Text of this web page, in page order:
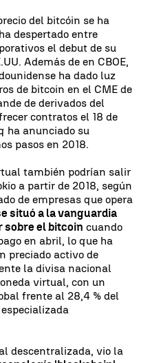
del bitcóin se ha
despertado entre
el debut de su
Además de en CBOE,
ha dado luz
de bitcoin en el CME de
de derivados del
contratos el 18 de
ha anunciado su
pasos en 2018.
también podrían salir
a partir de 2018, según
de empresas que opera
situó a la vanguardia
sobre el bitcoin cuando
en abril, lo que ha
preciado activo de
la divisa nacional
virtual, con un
frente al 28,4 % del
descentralizada, vio la